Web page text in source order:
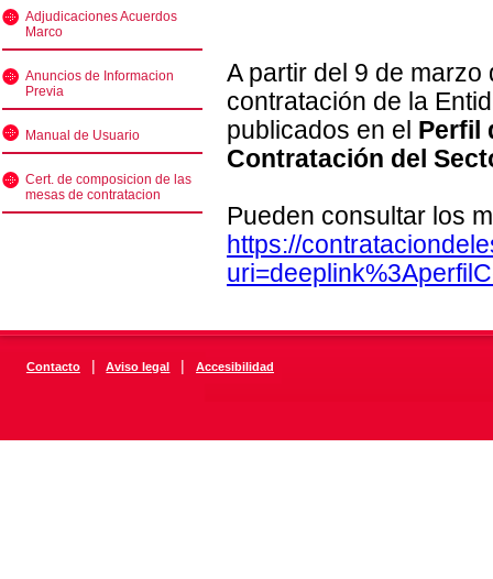
Adjudicaciones Acuerdos
Marco
Anuncios de Informacion
Previa
Manual de Usuario
Cert. de composicion de las
mesas de contratacion
A partir del 9 de
contratación de la
publicados en el Perfil
Contratación del
Pueden consultar los
https://
Contacto | Aviso legal | Accesibilidad